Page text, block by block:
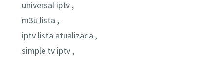
universal iptv ,
m3u lista ,
iptv lista atualizada ,
simple tv iptv ,